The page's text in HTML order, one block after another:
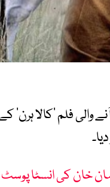
فلم ’کالا ہرن‘
خان کی انسٹا